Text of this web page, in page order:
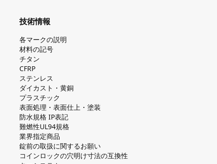
技術情報
各マークの説明
材料の記号
チタン
CFRP
ステンレス
ダイカスト・⻩銅
プラスチック
表面処理・表面仕上・塗装
防⽔規格 IP表記
難燃性UL94規格
業界指定商品
錠前の取扱に関するお願い
コインロックの⽳明け⼨法の互換性